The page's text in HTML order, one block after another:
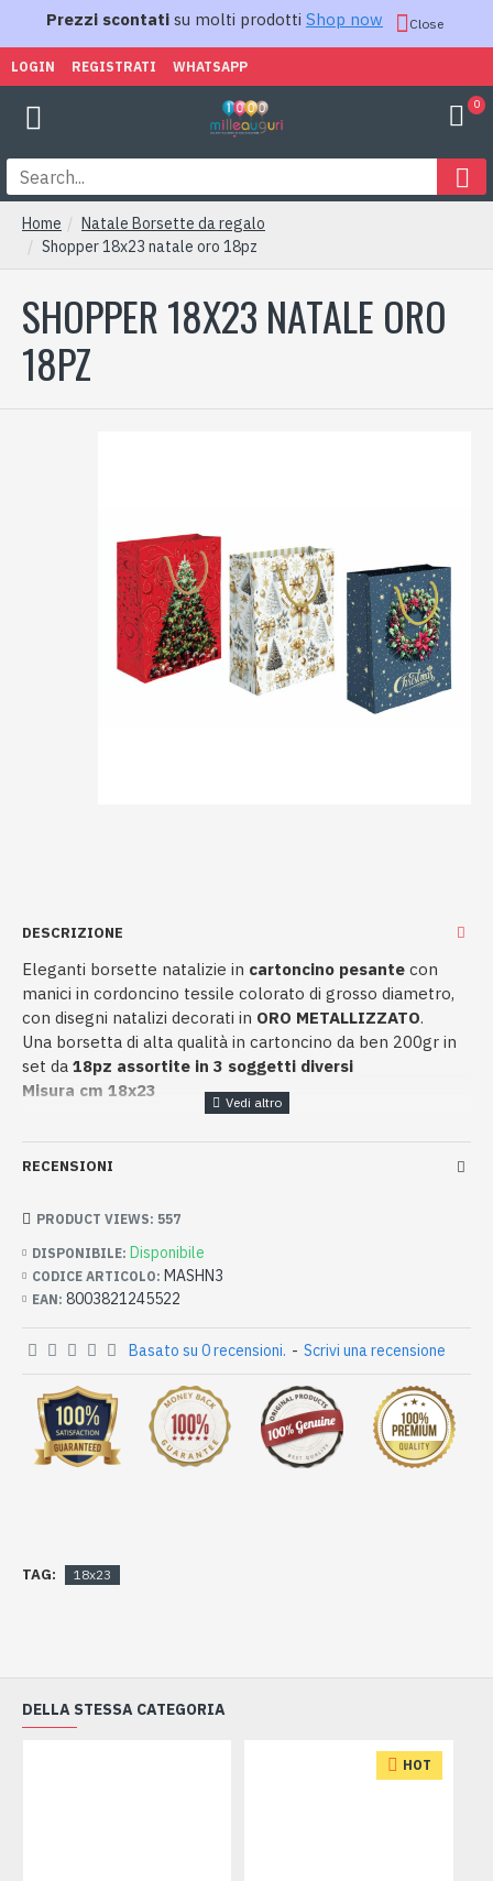
Prezzi scontati su molti prodotti Shop now Close
LOGIN REGISTRATI WHATSAPP
0
Home
Natale Borsette da regalo
Shopper 18x23 natale oro 18pz
SHOPPER 18X23 NATALE ORO
18PZ
DESCRIZIONE
Eleganti borsette natalizie in cartoncino pesante con
manici in cordoncino tessile colorato di grosso diametro,
con disegni natalizi decorati in ORO METALLIZZATO.
Una borsetta di alta qualità in cartoncino da ben 200gr in
set da 18pz assortite in 3 soggetti diversi
Misura cm 18x23
RECENSIONI
DISPONIBILE: Disponibile
CODICE ARTICOLO: MASHN3
EAN: 8003821245522
PRODUCT VIEWS: 557
Basato su 0 recensioni. - Scrivi una recensione
TAG: 18x23
DELLA STESSA CATEGORIA
HOT